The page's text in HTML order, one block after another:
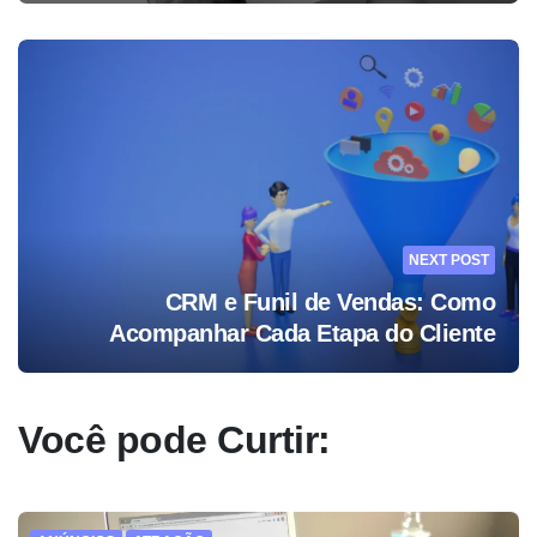
NEXT POST
CRM e Funil de Vendas: Como
Acompanhar Cada Etapa do Cliente
Você pode Curtir: